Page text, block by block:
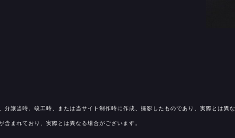
譲当時、竣工時、または当サイト制作時に作成、撮影したものであり、実際とは異な
まれており、実際とは異なる場合がございます。